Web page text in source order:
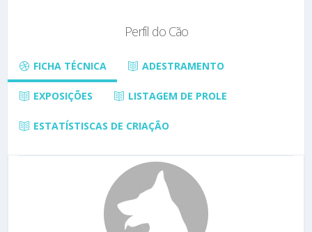
Perfil do Cão
FICHA TÉCNICA ADESTRAMENTO
EXPOSIÇÕES LISTAGEM DE PROLE
ESTATÍSTISCAS DE CRIAÇÃO